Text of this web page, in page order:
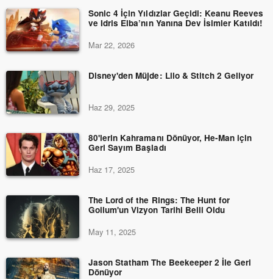
Sonic 4 İçin Yıldızlar Geçidi: Keanu Reeves
ve Idris Elba’nın Yanına Dev İsimler Katıldı!
Mar 22, 2026
Disney'den Müjde: Lilo & Stitch 2 Geliyor
Haz 29, 2025
80'lerin Kahramanı Dönüyor, He-Man için
Geri Sayım Başladı
Haz 17, 2025
The Lord of the Rings: The Hunt for
Gollum'un Vizyon Tarihi Belli Oldu
May 11, 2025
Jason Statham The Beekeeper 2 İle Geri
Dönüyor